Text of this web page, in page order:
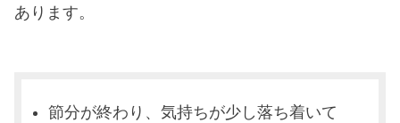
あります。
節分が終わり、気持ちが少し落ち着いて